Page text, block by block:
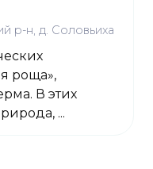
р-н, д. Соловьиха
роща»,
В этих
...